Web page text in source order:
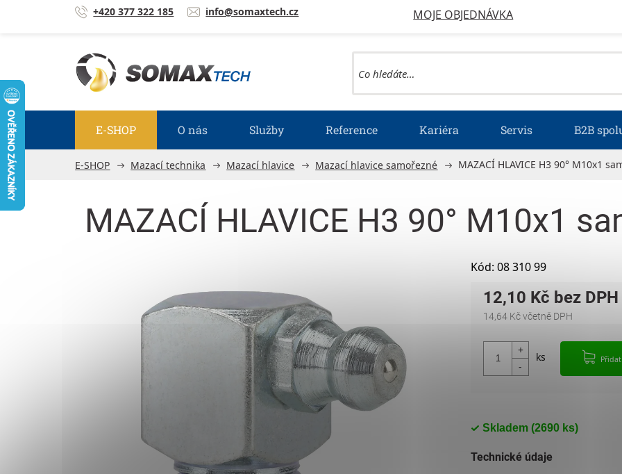
Přejít na obsah +420 377 322 185 info@somaxtech.cz MOJE OBJEDNÁVKA
E-SHOP O nás Služby Reference Kariéra Servis B2B
E-SHOP Mazací technika Mazací hlavice Mazací hlavice samořezné MAZACÍ HLAVICE H3 90° M10x1
MAZACÍ HLAVICE H3 90° M10x1
Skladem(2690 ks)
12,10 Kč
14,64 Kč včetně DPH
Kód: 08 310 99
Technické údaje